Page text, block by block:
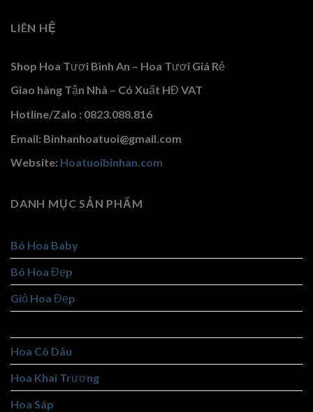
LIÊN HỆ
Shop Hoa Tươi Bình An – Hoa Tươi Giá Rẻ
Giao hàng Tận Nhà – Có Xuất HĐ VAT
Hotline/Zalo : 0823.088.816
Email: Binhanhoatuoi@gmail.com
Website: Hoatuoibinhan.com
DANH MỤC SẢN PHẨM
Bó Hoa Baby
Bó Hoa Đẹp
Giỏ Hoa Đẹp
Hoa Cô Dâu
Hoa Khai Trương
Hoa Sáp